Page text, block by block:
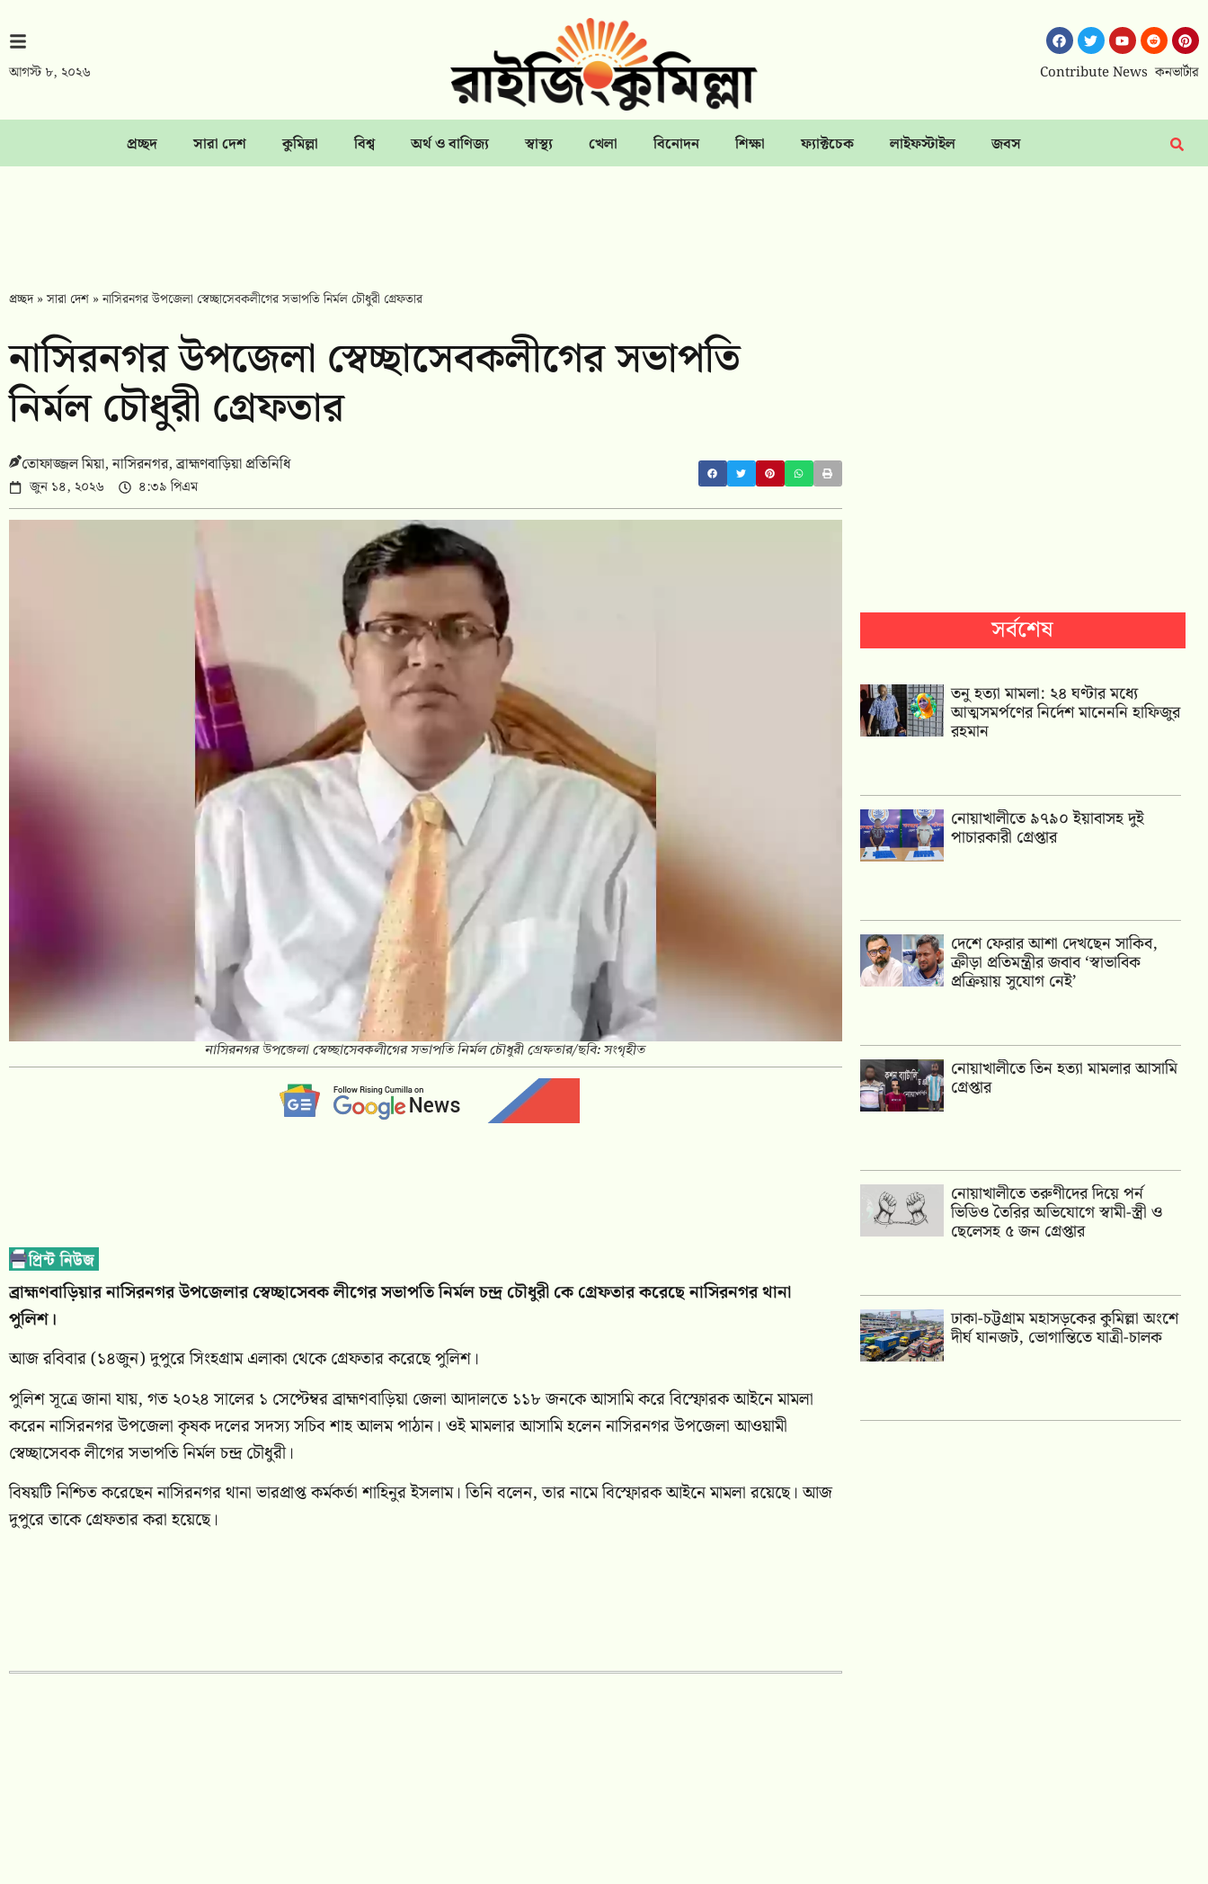
আগস্ট ৮, ২০২৬ Contribute News কনভার্টার
প্রচ্ছদ সারা দেশ কুমিল্লা বিশ্ব অর্থ ও বাণিজ্য স্বাস্থ্য খেলা বিনোদন শিক্ষা ফ্যাক্টচেক লাইফস্টাইল জবস
প্রচ্ছদ»সারা দেশ »নাসিরনগর উপজেলা স্বেচ্ছাসেবকলীগের সভাপতি নির্মল চৌধুরী গ্রেফতার
নাসিরনগর উপজেলা স্বেচ্ছাসেবকলীগের সভাপতি
নির্মল চৌধুরী গ্রেফতার
তোফাজ্জল মিয়া, নাসিরনগর, ব্রাহ্মণবাড়িয়া প্রতিনিধি
জুন ১৪, ২০২৬ ৪:৩৯ পিএম
নাসিরনগর উপজেলা স্বেচ্ছাসেবকলীগের সভাপতি নির্মল চৌধুরী গ্রেফতার/ছবি: সংগৃহীত
ব্রাহ্মণবাড়িয়ার নাসিরনগর উপজেলার স্বেচ্ছাসেবক লীগের সভাপতি নির্মল চন্দ্র চৌধুরী কে গ্রেফতার করেছে নাসিরনগর থানা
পুলিশ।
আজ রবিবার (১৪জুন) দুপুরে সিংহগ্ৰাম এলাকা থেকে গ্রেফতার করেছে পুলিশ।
পুলিশ সূত্রে জানা যায়, গত ২০২৪ সালের ১ সেপ্টেম্বর ব্রাহ্মণবাড়িয়া জেলা আদালতে ১১৮ জনকে আসামি করে বিস্ফোরক আইনে মামলা
করেন নাসিরনগর উপজেলা কৃষক দলের সদস্য সচিব শাহ আলম পাঠান। ওই মামলার আসামি হলেন নাসিরনগর উপজেলা আওয়ামী
স্বেচ্ছাসেবক লীগের সভাপতি নির্মল চন্দ্র চৌধুরী।
বিষয়টি নিশ্চিত করেছেন নাসিরনগর থানা ভারপ্রাপ্ত কর্মকর্তা শাহিনুর ইসলাম। তিনি বলেন, তার নামে বিস্ফোরক আইনে মামলা রয়েছে। আজ
দুপুরে তাকে গ্রেফতার করা হয়েছে।
সর্বশেষ
তনু হত্যা মামলা: ২৪ ঘণ্টার মধ্যে
আত্মসমর্পণের নির্দেশ মানেননি হাফিজুর
রহমান
নোয়াখালীতে ৯৭৯০ ইয়াবাসহ দুই
পাচারকারী গ্রেপ্তার
দেশে ফেরার আশা দেখছেন সাকিব,
ক্রীড়া প্রতিমন্ত্রীর জবাব ‘স্বাভাবিক
প্রক্রিয়ায় সুযোগ নেই’
নোয়াখালীতে তিন হত্যা মামলার আসামি
গ্রেপ্তার
নোয়াখালীতে তরুণীদের দিয়ে পর্ন
ভিডিও তৈরির অভিযোগে স্বামী-স্ত্রী ও
ছেলেসহ ৫ জন গ্রেপ্তার
ঢাকা-চট্টগ্রাম মহাসড়কের কুমিল্লা অংশে
দীর্ঘ যানজট, ভোগান্তিতে যাত্রী-চালক